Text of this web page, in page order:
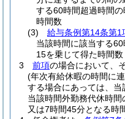
する60時間超過時間
時間数
(3)
給与条例第14条第1
当該時間に該当する
15を乗じて得た時間数
3
前項の場合において、
(年次有給休暇の時間に
する場合にあっては、当
当該時間外勤務代休時
又は7時間45分となる時